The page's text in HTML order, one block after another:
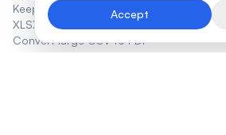
Keep Excel headers repeating
XLSX to PDF, keep all columns
Convert large CSV to PDF
Fix tiny text in Excel PDF
Accept